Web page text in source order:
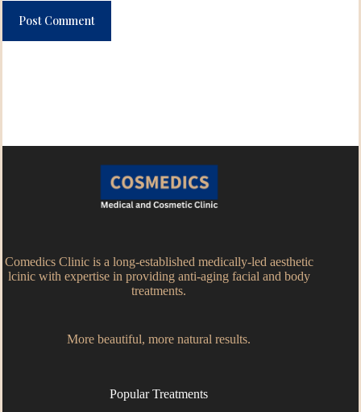
Post Comment
Comedics Clinic is a long-established medically-led aesthetic
lcinic with expertise in providing anti-aging facial and body
treatments.
More beautiful, more natural results.
Popular Treatments